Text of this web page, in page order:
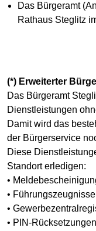
Das Bürgeramt
Rathaus Steglitz
(*) Erweiterter
Das Bürgeramt
Dienstleistungen
Damit wird das
der Bürgerservice
Diese
Standort erledigen:
•
• Führungszeugnisse
•
• PIN-